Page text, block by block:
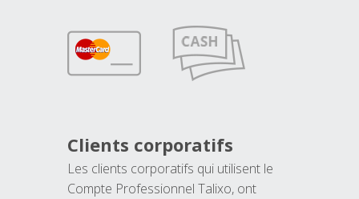
Clients corporatifs
Les clients corporatifs qui utilisent le
Compte Professionnel Talixo, ont